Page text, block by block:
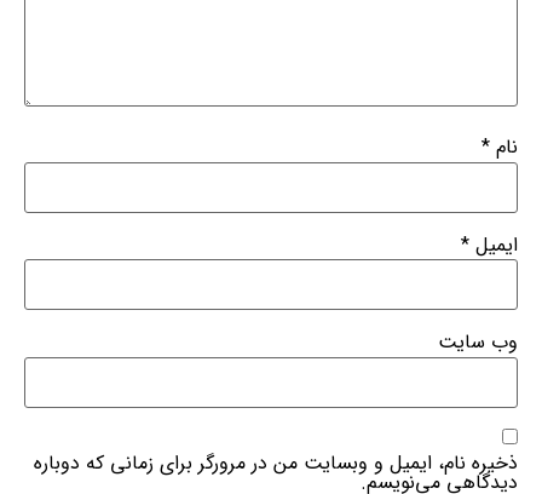
نام *
ایمیل *
وب‌ سایت
ذخیره نام، ایمیل و وبسایت من در مرورگر برای زمانی که دوباره
دیدگاهی می‌نویسم.